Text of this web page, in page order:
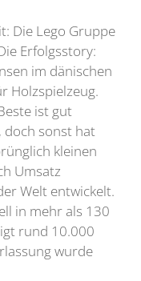
Die Lego Gruppe
Erfolgsstory:
im dänischen
Holzspielzeug.
ist gut
doch sonst hat
kleinen
Umsatz
Welt entwickelt.
in mehr als 130
rund 10.000
wurde